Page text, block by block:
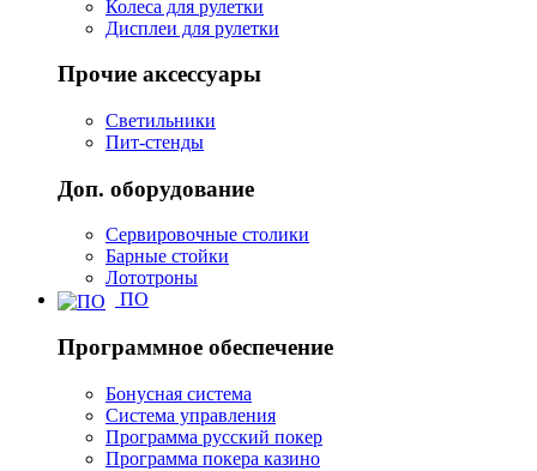
Колеса для рулетки
Дисплеи для рулетки
Прочие аксессуары
Светильники
Пит-стенды
Доп. оборудование
Сервировочные столики
Барные стойки
Лототроны
ПО
Программное обеспечение
Бонусная система
Система управления
Программа русский покер
Программа покера казино